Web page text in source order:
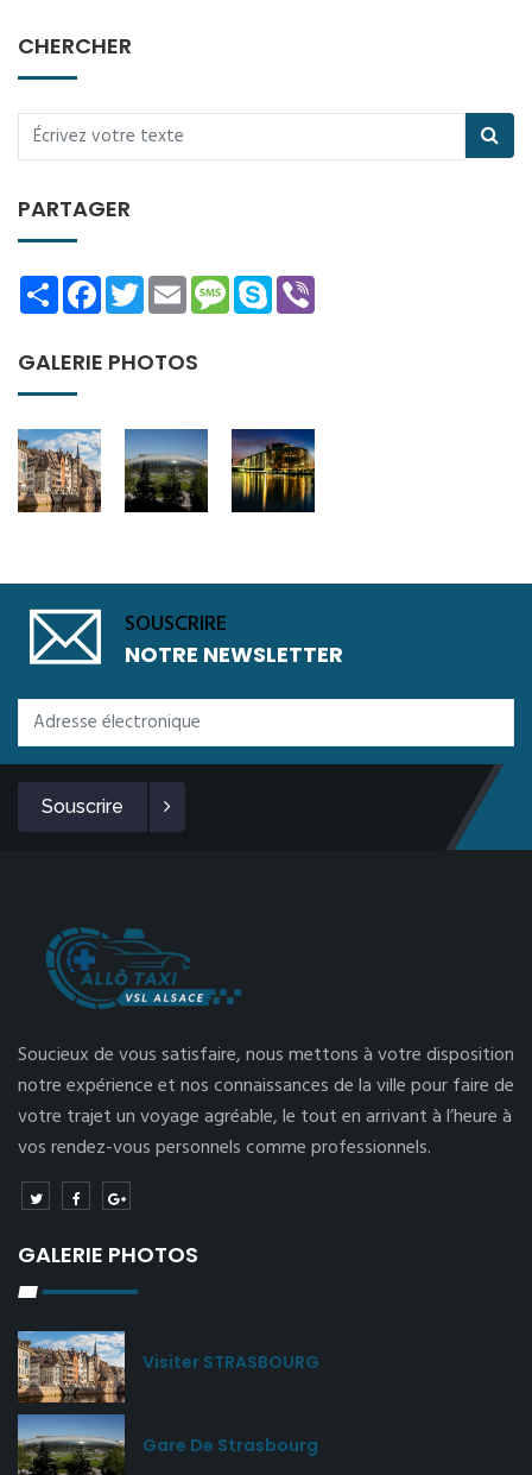
CHERCHER
PARTAGER
ShareFacebookTwitterEmailMessage
Skype
GALERIE PHOTOS
SOUSCRIRE
NOTRE NEWSLETTER
Souscrire
Soucieux de vous satisfaire, nous mettons à votre disposition
notre expérience et nos connaissances de la ville pour faire de
votre trajet un voyage agréable, le tout en arrivant à l’heure à
vos rendez-vous personnels comme professionnels.
GALERIE PHOTOS
Visiter STRASBOURG
Gare De Strasbourg